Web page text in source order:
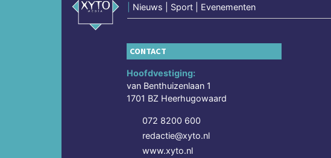
Nieuws | Sport | Evenementen
CONTACT
Hoofdvestiging:
van Benthuizenlaan 1
1701 BZ Heerhugowaard
072 8200 600
redactie@xyto.nl
www.xyto.nl